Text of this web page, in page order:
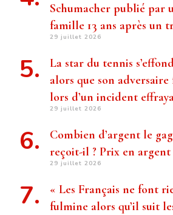
Schumacher publié par
famille 13 ans après un
29 juillet 2026
La star du tennis
alors que son
lors d’un incident
29 juillet 2026
Combien d’argent le
reçoit-il ? Prix ​​en
29 juillet 2026
« Les Français ne font
fulmine alors qu’il suit